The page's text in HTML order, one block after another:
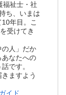
福祉士・社
ち、いまは
年目。こ
受けてき
の人」だか
あなたへの
です。
ますよう
イド